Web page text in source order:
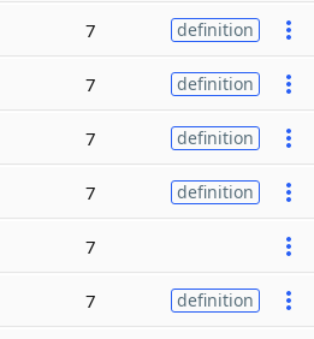
7 definition
7 definition
7 definition
7 definition
7
7 definition